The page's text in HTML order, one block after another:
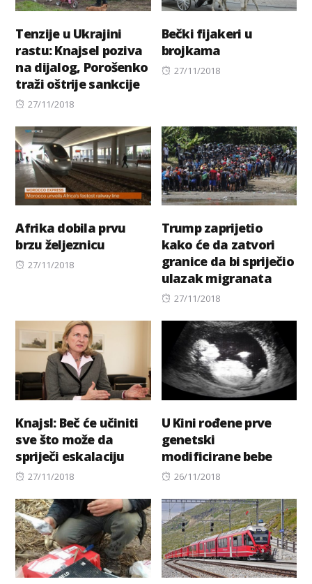
Tenzije u Ukrajini
rastu: Knajsel poziva
na dijalog, Porošenko
traži oštrije sankcije
Posted
27/11/2018
Bečki fijakeri u
brojkama
Posted
27/11/2018
Afrika dobila prvu
brzu željeznicu
Posted
27/11/2018
Trump zaprijetio
kako će da zatvori
granice da bi spriječio
ulazak migranata
Posted
27/11/2018
Knajsl: Beč će učiniti
sve što može da
spriječi eskalaciju
Posted
27/11/2018
U Kini rođene prve
genetski
modificirane bebe
Posted
26/11/2018